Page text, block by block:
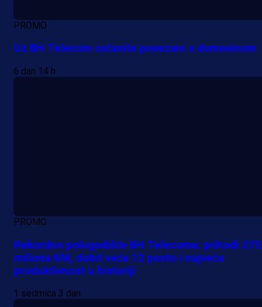
PROMO
Uz BH Telecom ostanite povezani s domovinom
6 dan 14 h
PROMO
Rekordno polugodište BH Telecoma: prihodi
miliona KM, dobit veća 12 posto i najveća
produktivnost u historiji
1 sedmica 3 dan